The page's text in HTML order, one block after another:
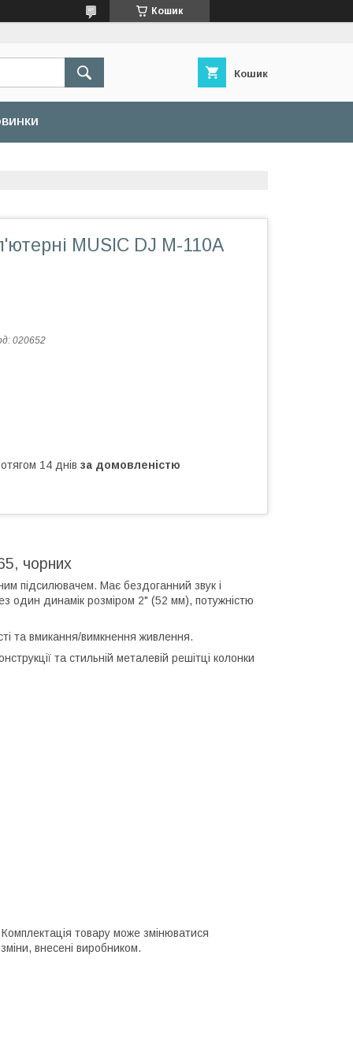
Кошик
Кошик
MUSIC DJ M-110A
020652
14 днів за домовленістю
чорних
підсилювачем. Має бездоганний звук і
один динамік розміром 2" (52 мм), потужністю
та вмикання/вимкнення живлення.
та стильній металевій решітці колонки
Комплектація товару може змінюватися
внесені виробником.